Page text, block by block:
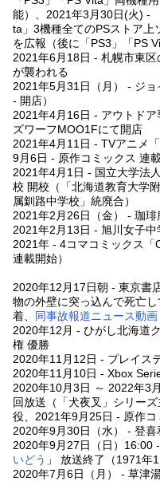
能）、2021年3月30日(火) -
ta」3機種全てのPSストア上
を広報（後に「PS3」「PS
2021年6月18日 - 札幌市東
が襲われる
2021年5月31日（月） - ジ
- 開店）
2021年4月16日 - アウトド
ズワーフMOO1Fにて開店
2021年4月11日 - TVアニメ
9月6日 - 原作コミックス 連載
2021年4月1日 - 国立大学法
校 開校（「北海道教育大学
属釧路中学校」統廃合）
2021年2月26日（金） - 珈
2021年2月13日 - 旭川女子
2021年 - 4コマコミックス
連載開始）
2020年12月17日朝 - 東京書
物の外壁に突っ込んで死亡
着、 同事故報道ニュース動画
2020年12月 - ひがし北海道
権 優勝
2020年11月12日 - プレイス
2020年11月10日 - Xbox
2020年10月3日 ～ 2022年3
回放送（「犬夜叉」シリー
役、2021年9月25日 - 原作コ
2020年9月30日（水） - 登喜
2020年9月27日（日）16:00
いどう 」 放送終了（1971年
2020年7月6日（月） - 草津